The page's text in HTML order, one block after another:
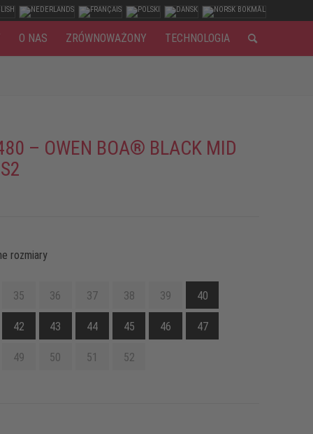
O NAS ZRÓWNOWAŻONY TECHNOLOGIA
– OWEN BOA® BLACK MID
rozmiary
35 36 37 38 39 40
42 43 44 45 46 47
49 50 51 52